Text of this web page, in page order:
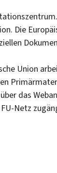
Die
Union
das
Netz